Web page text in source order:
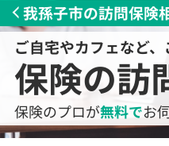
我孫子市の訪問保険
ご自宅やカフェなど
保険の訪
保険のプロが無料でお